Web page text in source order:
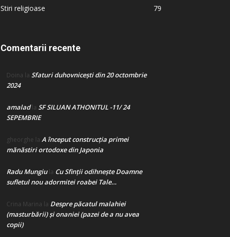
Stiri religioase
79
Comentarii recente
Doina la Sfaturi duhovnicești din 20 octombrie
2024
amaladla SF SILUAN ATHONITUL -11/ 24
SEPEMBRIE
gheorghe la A început construcţia primei
mănăstiri ortodoxe din Japonia
Radu Mungiula Cu Sfinții odihnește Doamne
sufletul nou adormitei roabei Tale…
Crina Marina la Despre păcatul malahiei
(masturbării) şi onaniei (pazei de a nu avea
copii)